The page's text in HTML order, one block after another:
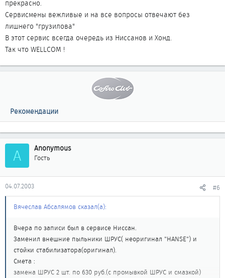
прекрасно.
Сервисмены вежливые и на все вопросы отвечают без
лишнего "грузилова"
В этот сервис всегда очередь из Ниссанов и Хонд.
Так что WELLCOM !
Рекомендации
A Anonymous
Гость
04.07.2003 #6
Вячеслав Абсалямов сказал(а):
Вчера по записи был в сервисе Ниссан.
Заменил внешние пыльники ШРУС( неоригинал "HANSE") и
стойки стабилизатора(оригинал).
Смета :
замена ШРУС 2 шт. по 630 руб.(с промывкой ШРУС и смазкой)